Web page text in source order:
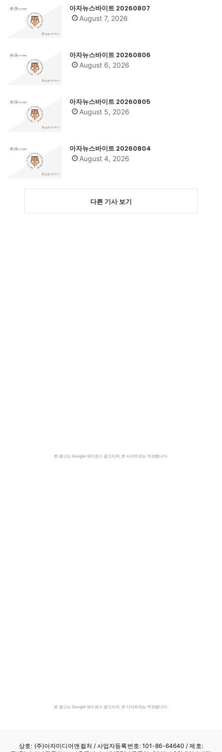
아자뉴스바이트 20260807
August 7, 2026
아자뉴스바이트 20260806
August 6, 2026
아자뉴스바이트 20260805
August 5, 2026
아자뉴스바이트 20260804
August 4, 2026
다른 기사 보기
본 광고는 Google 애드센스 광고이며, 본 사이트와는 무관합니다.
본 광고는 Google 애드센스 광고이며, 본 사이트와는 무관합니다.
상호: (주)아자미디어앤컬처 /사업자등록번호: 101-86-64640 / 제호: